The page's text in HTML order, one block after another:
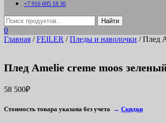
+7 916 695 18 36
0
Главная /FEILER /Пледы и наволочки / Плед
Плед Amelie creme moos
58 500₽
Стоимость товара указана без учета → Скидки